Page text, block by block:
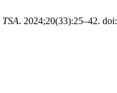
TSA. 2024;20(33):25–42. doi: